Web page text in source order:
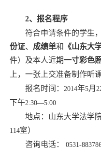
2、报名程序
符合申请条件的学生
份证、 成绩单和 《山东大
件）及本人近期一寸彩色
上，一张上交准备制作听
报名时间：
2014年5月
下午2:30—5:00
地点：山东大学法学
114室）
咨询电话： 0531-